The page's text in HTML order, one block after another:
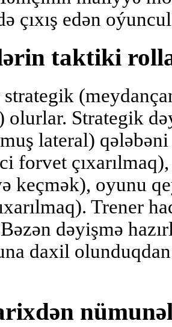
çıxış edən
taktiki
olurlar. Strategik
lateral) qələbəni
forvet
keçmək), oyunu
Trener
dəyişmə
daxil